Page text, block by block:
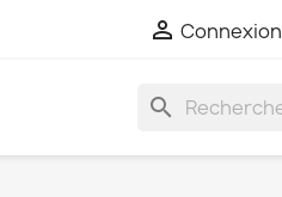
 Connexion
search